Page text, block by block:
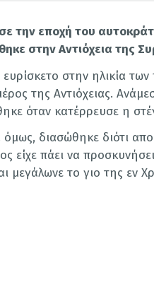
την εποχή του
στην Αντιόχεια της
στην ηλικία
της Αντιόχειας.
όταν κατέρρευσε η
διασώθηκε διότι
είχε πάει να
μεγάλωνε το γιο της εν